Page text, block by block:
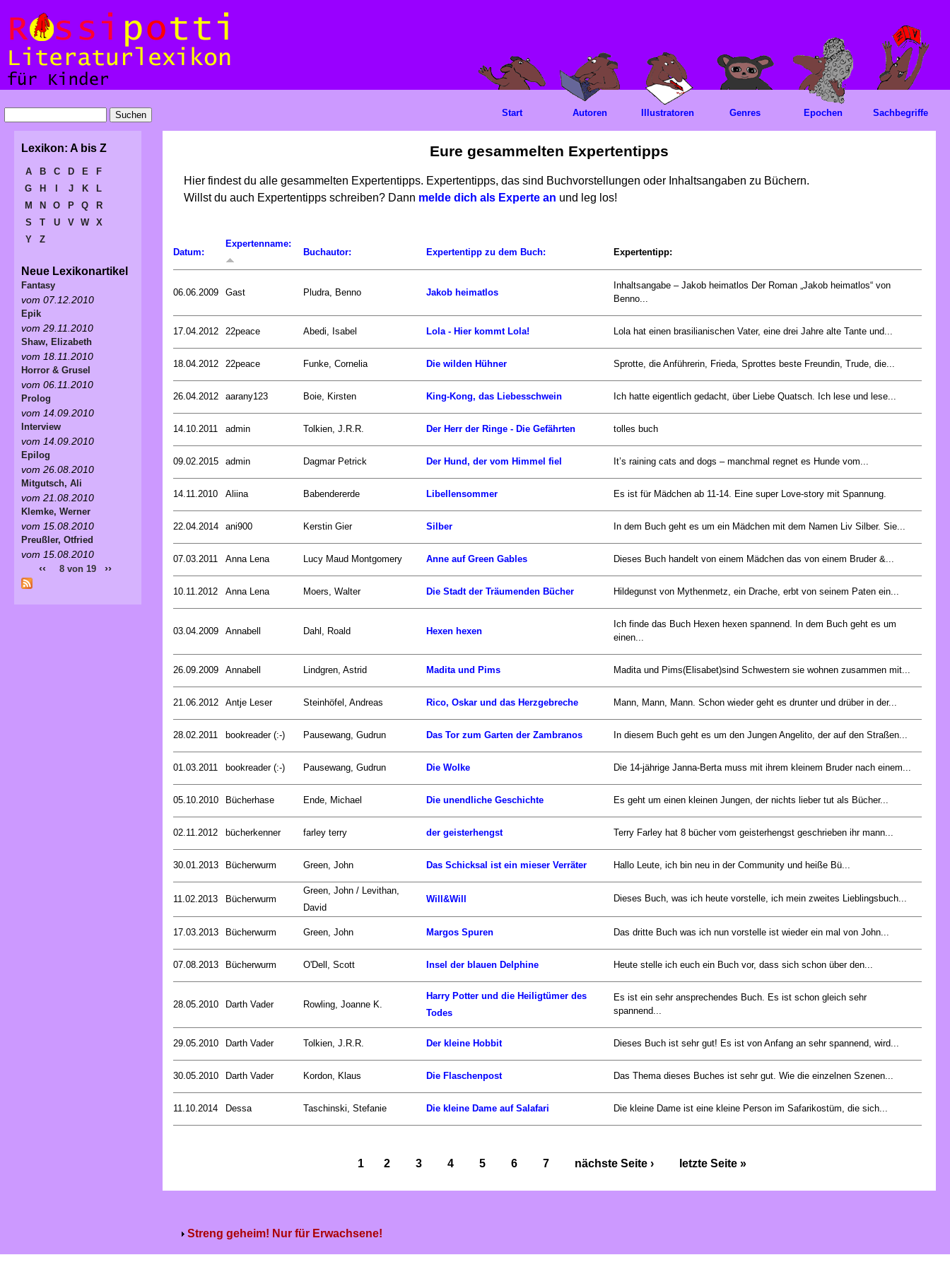
Eure gesammelten Expertentipps
Hier findest du alle gesammelten Expertentipps. Expertentipps, das sind Buchvorstellungen oder Inhaltsangaben zu Büchern.
Willst du auch Expertentipps schreiben? Dann melde dich als Experte an und leg los!
Datum:
Expertenname:
Buchautor:
Expertentipp zu dem Buch: Expertentipp:
06.06.2009 Gast Pludra, Benno Jakob heimatlos
Inhaltsangabe – Jakob heimatlos Der Roman „Jakob heimatlos“ von
Benno...
17.04.2012 22peace Abedi, Isabel Lola - Hier kommt Lola! Lola hat einen brasilianischen Vater, eine drei Jahre alte Tante und...
18.04.2012 22peace Funke, Cornelia Die wilden Hühner Sprotte, die Anführerin, Frieda, Sprottes beste Freundin, Trude, die...
26.04.2012 aarany123 Boie, Kirsten King-Kong, das Liebesschwein Ich hatte eigentlich gedacht, über Liebe Quatsch. Ich lese und lese...
14.10.2011 admin Tolkien, J.R.R. Der Herr der Ringe - Die Gefährten tolles buch
09.02.2015 admin Dagmar Petrick Der Hund, der vom Himmel fiel It’s raining cats and dogs – manchmal regnet es Hunde vom...
14.11.2010 Aliina Babendererde Libellensommer Es ist für Mädchen ab 11-14. Eine super Love-story mit Spannung.
22.04.2014 ani900 Kerstin Gier Silber In dem Buch geht es um ein Mädchen mit dem Namen Liv Silber. Sie...
07.03.2011 Anna Lena Lucy Maud Montgomery Anne auf Green Gables Dieses Buch handelt von einem Mädchen das von einem Bruder &...
10.11.2012 Anna Lena Moers, Walter Die Stadt der Träumenden Bücher Hildegunst von Mythenmetz, ein Drache, erbt von seinem Paten ein...
03.04.2009 Annabell Dahl, Roald Hexen hexen
Ich finde das Buch Hexen hexen spannend. In dem Buch geht es um
einen...
26.09.2009 Annabell Lindgren, Astrid Madita und Pims Madita und Pims(Elisabet)sind Schwestern sie wohnen zusammen mit...
21.06.2012 Antje Leser Steinhöfel, Andreas Rico, Oskar und das Herzgebreche Mann, Mann, Mann. Schon wieder geht es drunter und drüber in der...
28.02.2011 bookreader (:-) Pausewang, Gudrun Das Tor zum Garten der Zambranos In diesem Buch geht es um den Jungen Angelito, der auf den Straßen...
01.03.2011 bookreader (:-) Pausewang, Gudrun Die Wolke Die 14-jährige Janna-Berta muss mit ihrem kleinem Bruder nach einem...
05.10.2010 Bücherhase Ende, Michael Die unendliche Geschichte Es geht um einen kleinen Jungen, der nichts lieber tut als Bücher...
02.11.2012 bücherkenner farley terry der geisterhengst Terry Farley hat 8 bücher vom geisterhengst geschrieben ihr mann...
30.01.2013 Bücherwurm Green, John Das Schicksal ist ein mieser Verräter Hallo Leute, ich bin neu in der Community und heiße Bü...
11.02.2013 Bücherwurm
Green, John / Levithan,
David
Will&Will Dieses Buch, was ich heute vorstelle, ich mein zweites Lieblingsbuch...
17.03.2013 Bücherwurm Green, John Margos Spuren Das dritte Buch was ich nun vorstelle ist wieder ein mal von John...
07.08.2013 Bücherwurm O'Dell, Scott Insel der blauen Delphine Heute stelle ich euch ein Buch vor, dass sich schon über den...
28.05.2010 Darth Vader Rowling, Joanne K.
Harry Potter und die Heiligtümer des
Todes
Es ist ein sehr ansprechendes Buch. Es ist schon gleich sehr
spannend...
29.05.2010 Darth Vader Tolkien, J.R.R. Der kleine Hobbit Dieses Buch ist sehr gut! Es ist von Anfang an sehr spannend, wird...
30.05.2010 Darth Vader Kordon, Klaus Die Flaschenpost Das Thema dieses Buches ist sehr gut. Wie die einzelnen Szenen...
11.10.2014 Dessa Taschinski, Stefanie Die kleine Dame auf Salafari Die kleine Dame ist eine kleine Person im Safarikostüm, die sich...
1 2 3 4 5 6 7 nächste Seite › letzte Seite »
Streng geheim! Nur für Erwachsene!
Start Autoren Illustratoren Genres Epochen Sachbegriffe
Lexikon: A bis Z
A B C D E
F
G
H J K
L
M
N O P Q
R
S
T U V W
X
Y
Z
Neue Lexikonartikel
Fantasy
vom 07.12.2010
Epik
vom 29.11.2010
Shaw, Elizabeth
vom 18.11.2010
Horror & Grusel
vom 06.11.2010
Prolog
vom 14.09.2010
Interview
vom 14.09.2010
Epilog
vom 26.08.2010
Mitgutsch, Ali
vom 21.08.2010
Klemke, Werner
vom 15.08.2010
Preußler, Otfried
vom 15.08.2010
‹‹ 8 von 19 ››